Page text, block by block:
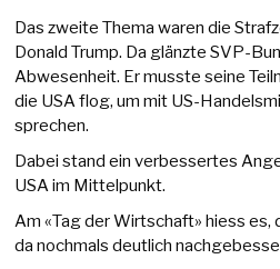
Das zweite Thema waren die
Donald Trump. Da glänzte SVP-
Abwesenheit. Er musste seine
die USA flog, um mit US-
sprechen.
Dabei stand ein verbessertes
USA im Mittelpunkt.
Am «Tag der Wirtschaft» hiess es,
da nochmals deutlich